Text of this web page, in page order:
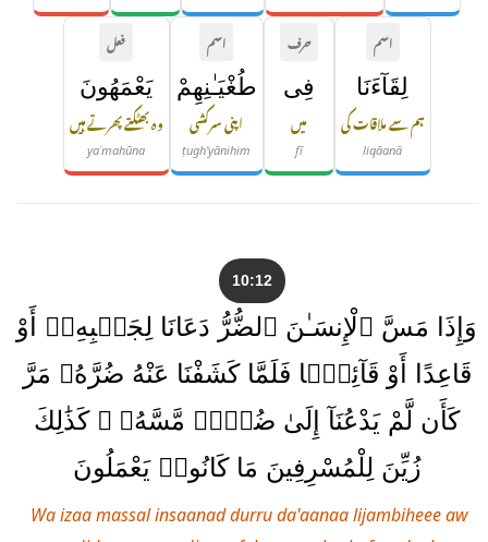
اسم
لِقَآءَنَا
ہم سے ملاقات کی
liqāanā
حرف
فِى
میں
fī
اسم
طُغْيَـٰنِهِمْ
اپنی سرکشی
ṭugh'yānihim
فعل
يَعْمَهُونَ
وہ بھٹکتے پھرتے ہیں
yaʿmahūna
10:12
وَإِذَا مَسَّ ٱلْإِنسَـٰنَ ٱلضُّرُّ دَعَانَا لِجَنۢبِهِۦٓ أَوْ
قَاعِدًا أَوْ قَآئِمًۭا فَلَمَّا كَشَفْنَا عَنْهُ ضُرَّهُۥ مَرَّ
كَأَن لَّمْ يَدْعُنَآ إِلَىٰ ضُرٍّۢ مَّسَّهُۥ ۚ كَذَٰلِكَ
زُيِّنَ لِلْمُسْرِفِينَ مَا كَانُوا۟ يَعْمَلُونَ
Wa izaa massal insaanad durru da'aanaa lijambiheee aw